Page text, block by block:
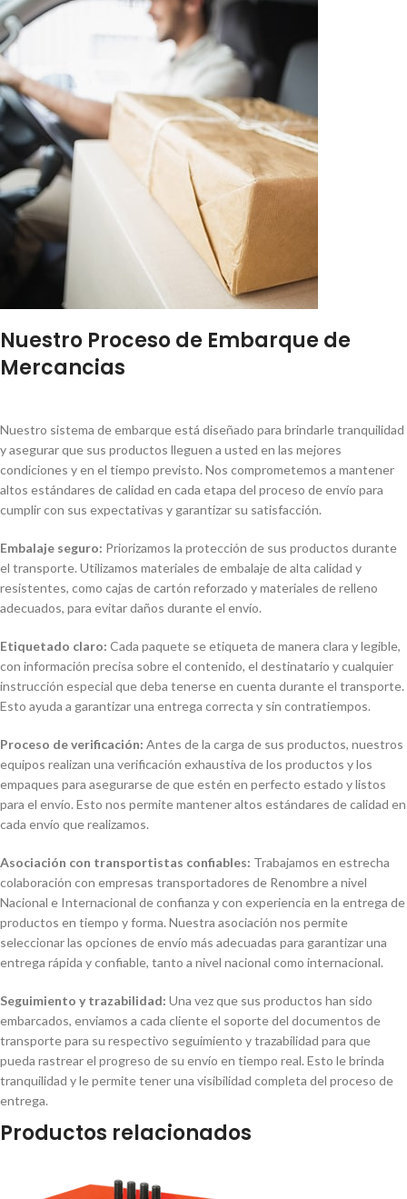
Nuestro Proceso de Embarque de
Mercancias
Nuestro sistema de embarque está diseñado para brindarle tranquilidad
y asegurar que sus productos lleguen a usted en las mejores
condiciones y en el tiempo previsto. Nos comprometemos a mantener
altos estándares de calidad en cada etapa del proceso de envío para
cumplir con sus expectativas y garantizar su satisfacción.
Embalaje seguro: Priorizamos la protección de sus productos durante
el transporte. Utilizamos materiales de embalaje de alta calidad y
resistentes, como cajas de cartón reforzado y materiales de relleno
adecuados, para evitar daños durante el envío.
Etiquetado claro: Cada paquete se etiqueta de manera clara y legible,
con información precisa sobre el contenido, el destinatario y cualquier
instrucción especial que deba tenerse en cuenta durante el transporte.
Esto ayuda a garantizar una entrega correcta y sin contratiempos.
Proceso de verificación: Antes de la carga de sus productos, nuestros
equipos realizan una verificación exhaustiva de los productos y los
empaques para asegurarse de que estén en perfecto estado y listos
para el envío. Esto nos permite mantener altos estándares de calidad en
cada envío que realizamos.
Asociación con transportistas confiables: Trabajamos en estrecha
colaboración con empresas transportadores de Renombre a nivel
Nacional e Internacional de confianza y con experiencia en la entrega de
productos en tiempo y forma. Nuestra asociación nos permite
seleccionar las opciones de envío más adecuadas para garantizar una
entrega rápida y confiable, tanto a nivel nacional como internacional.
Seguimiento y trazabilidad: Una vez que sus productos han sido
embarcados, enviamos a cada cliente el soporte del documentos de
transporte para su respectivo seguimiento y trazabilidad para que
pueda rastrear el progreso de su envío en tiempo real. Esto le brinda
tranquilidad y le permite tener una visibilidad completa del proceso de
entrega.
Productos relacionados